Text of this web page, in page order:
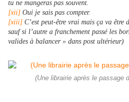
tu ne mangeras pas souvent.
[xii] Oui je sais pas compter.
[xiii] C’est peut-être vrai mais ça va
sauf si l’autre a franchement passé les
valides à balancer » dans post ultérieur)
(Une librairie après le passage